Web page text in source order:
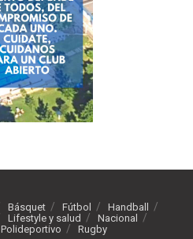
Básquet Fútbol
Handball
Lifestyle y salud
Nacional
Polideportivo Rugby